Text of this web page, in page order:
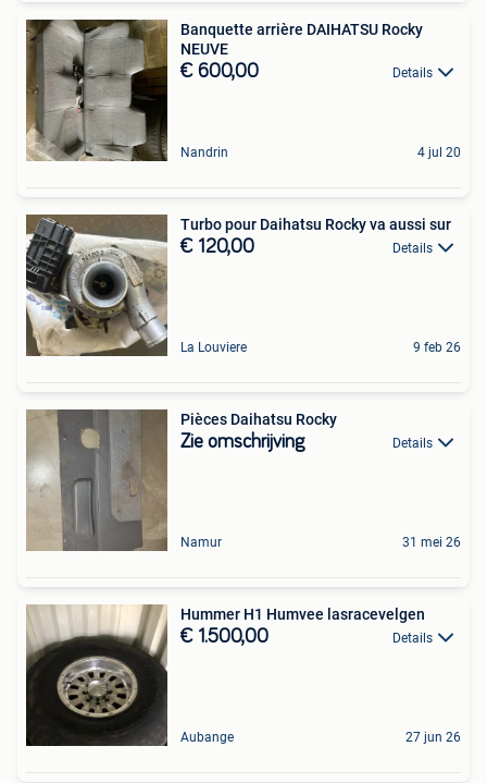
Banquette arrière DAIHATSU Rocky
NEUVE
€ 600,00 Details
Nandrin 4 jul 20
Turbo pour Daihatsu Rocky va aussi sur
€ 120,00 Details
La Louviere 9 feb 26
Pièces Daihatsu Rocky
Zie omschrijving Details
Namur 31 mei 26
Hummer H1 Humvee lasracevelgen
€ 1.500,00 Details
Aubange 27 jun 26